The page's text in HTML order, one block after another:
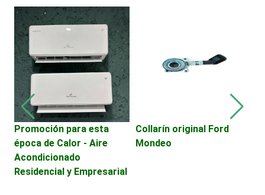
Centros Turísticos
Cerrajerías
Cibercafés
Clínicas de Belleza
Promoción para esta
época de Calor - Aire
Acondicionado
Residencial y Empresarial
Collarín original Ford
Mondeo